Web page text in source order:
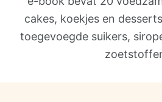
cakes, koekjes en
toegevoegde suikers,